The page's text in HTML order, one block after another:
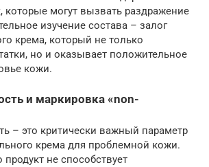
которые могут вызвать раздражение
изучение состава – залог
крема, который не только
но и оказывает положительное
кожи.
и маркировка «non-
– это критически важный параметр
крема для проблемной кожи.
продукт не способствует